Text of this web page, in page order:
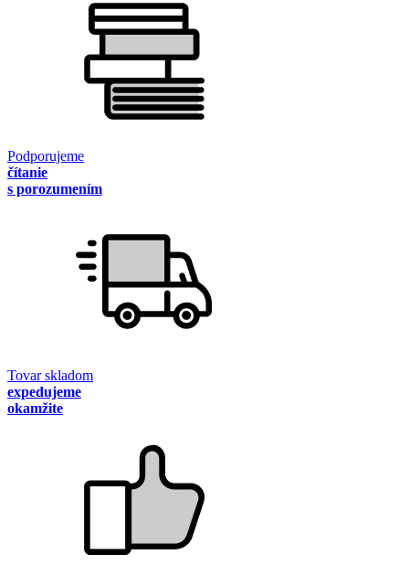
Podporujeme
čítanie
s porozumením
Tovar skladom
expedujeme
okamžite